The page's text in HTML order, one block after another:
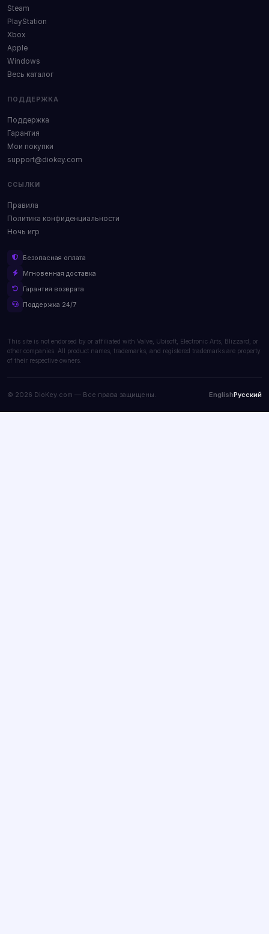
Steam
PlayStation
Xbox
Apple
Windows
Весь каталог
ПОДДЕРЖКА
Поддержка
Гарантия
Мои покупки
support@diokey.com
ССЫЛКИ
Правила
Политика конфиденциальности
Ночь игр
Безопасная оплата
Мгновенная доставка
Гарантия возврата
Поддержка 24/7
This site is not endorsed by or affiliated with Valve, Ubisoft, Electronic Arts, Blizzard, or
other companies. All product names, trademarks, and registered trademarks are property
of their respective owners.
© 2026 DioKey.com — Все права защищены. EnglishРусский